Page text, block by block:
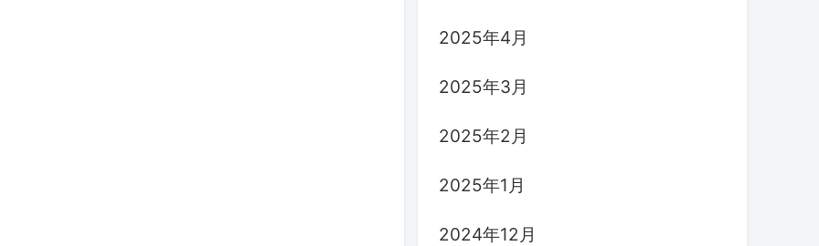
2025年4月
2025年3月
2025年2月
2025年1月
2024年12月